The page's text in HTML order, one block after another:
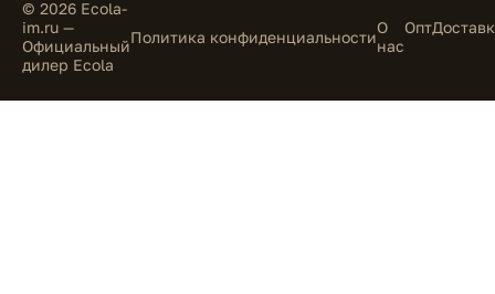
© 2026 Ecola-
im.ru —
Официальный
дилер Ecola
Политика конфиденциальностиО
нас
Опт